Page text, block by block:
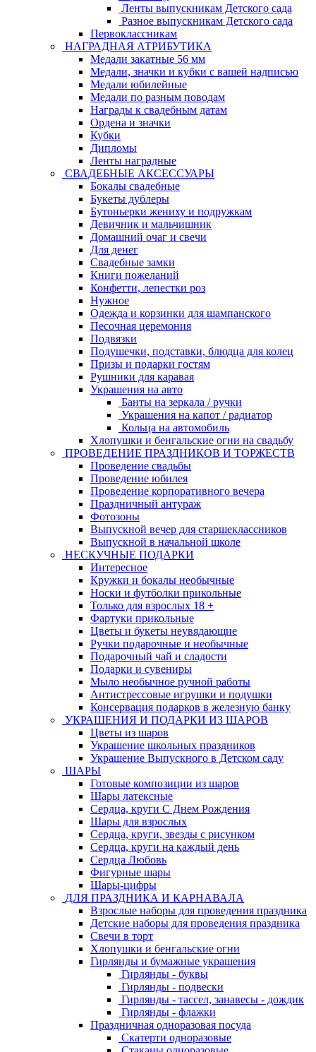
Ленты выпускникам Детского сада
Разное выпускникам Детского сада
Первоклассникам
НАГРАДНАЯ АТРИБУТИКА
Медали закатные 56 мм
Медали, значки и кубки с вашей надписью
Медали юбилейные
Медали по разным поводам
Награды к свадебным датам
Ордена и значки
Кубки
Дипломы
Ленты наградные
СВАДЕБНЫЕ АКСЕССУАРЫ
Бокалы свадебные
Букеты дублеры
Бутоньерки жениху и подружкам
Девичник и мальчишник
Домашний очаг и свечи
Для денег
Свадебные замки
Книги пожеланий
Конфетти, лепестки роз
Нужное
Одежда и корзинки для шампанского
Песочная церемония
Подвязки
Подушечки, подставки, блюдца для колец
Призы и подарки гостям
Рушники для каравая
Украшения на авто
Банты на зеркала / ручки
Украшения на капот / радиатор
Кольца на автомобиль
Хлопушки и бенгальские огни на свадьбу
ПРОВЕДЕНИЕ ПРАЗДНИКОВ И ТОРЖЕСТВ
Проведение свадьбы
Проведение юбилея
Проведение корпоративного вечера
Праздничный антураж
Фотозоны
Выпускной вечер для старшеклассников
Выпускной в начальной школе
НЕСКУЧНЫЕ ПОДАРКИ
Интересное
Кружки и бокалы необычные
Носки и футболки прикольные
Только для взрослых 18 +
Фартуки прикольные
Цветы и букеты неувядающие
Ручки подарочные и необычные
Подарочный чай и сладости
Подарки и сувениры
Мыло необычное ручной работы
Антистрессовые игрушки и подушки
Консервация подарков в железную банку
УКРАШЕНИЯ И ПОДАРКИ ИЗ ШАРОВ
Цветы из шаров
Украшение школьных праздников
Украшение Выпускного в Детском саду
ШАРЫ
Готовые композиции из шаров
Шары латексные
Сердца, круги С Днем Рождения
Шары для взрослых
Сердца, круги, звезды с рисунком
Сердца, круги на каждый день
Сердца Любовь
Фигурные шары
Шары-цифры
ДЛЯ ПРАЗДНИКА И КАРНАВАЛА
Взрослые наборы для проведения праздника
Детские наборы для проведения праздника
Свечи в торт
Хлопушки и бенгальские огни
Гирлянды и бумажные украшения
Гирлянды - буквы
Гирлянды - подвески
Гирлянды - тассел, занавесы - дождик
Гирлянды - флажки
Праздничная одноразовая посуда
Скатерти одноразовые